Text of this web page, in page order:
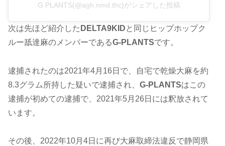
G PLANTS(@agh.nmd.thc)がシェアした投稿
次は先ほど紹介した DELTA9KID と同じヒップホップク
ルー舐達麻のメンバーであるG-PLANTSです。
逮捕されたのは2021年4月16日で、自宅で乾燥大麻を約
8.3グラム所持した疑いで逮捕され、 G-PLANTSはこの
逮捕が初めての逮捕で、2021年5月26日には釈放されて
います。
その後、2022年10月4日に再び大麻取締法違反で静岡県